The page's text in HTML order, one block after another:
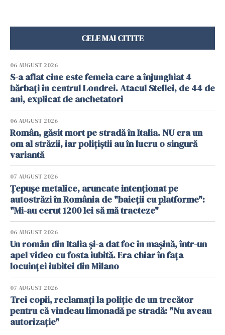
CELE MAI CITITE
06 AUGUST 2026
S-a aflat cine este femeia care a înjunghiat 4
bărbați în centrul Londrei. Atacul Stellei, de 44 de
ani, explicat de anchetatori
06 AUGUST 2026
Român, găsit mort pe stradă în Italia. NU era un
om al străzii, iar polițiștii au în lucru o singură
variantă
07 AUGUST 2026
Țepușe metalice, aruncate intenționat pe
autostrăzi în România de "baieții cu platforme":
"Mi-au cerut 1200 lei să mă tracteze"
06 AUGUST 2026
Un român din Italia și-a dat foc în mașină, într-un
apel video cu fosta iubită. Era chiar în fața
locuinței iubitei din Milano
07 AUGUST 2026
Trei copii, reclamați la poliție de un trecător
pentru că vindeau limonadă pe stradă: "Nu aveau
autorizație"